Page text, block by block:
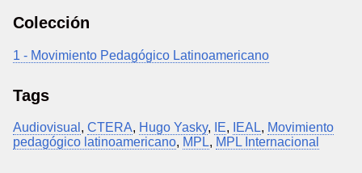
Colección
1 - Movimiento Pedagógico Latinoamericano
Tags
Audiovisual , CTERA, Hugo Yasky, IE, IEAL, Movimiento
pedagógico latinoamericano, MPL, MPL Internacional